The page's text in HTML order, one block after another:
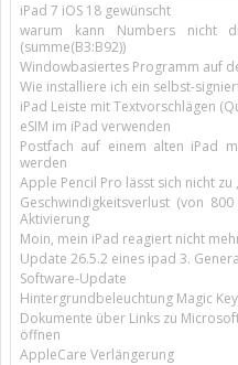
iPad 7 iOS 18 gewünscht
warum kann Numbers nicht
(summe(B3:B92))
Windowbasiertes Programm auf
Wie installiere ich ein selbst-
iPad Leiste mit Textvorschlägen
eSIM im iPad verwenden
Postfach auf einem alten iPad
werden
Apple Pencil Pro lässt sich nicht zu
Geschwindigkeitsverlust (von
Aktivierung
Moin, mein iPad reagiert nicht
Update 26.5.2 eines ipad 3.
Software-Update
Hintergrundbeleuchtung Magic
Dokumente über Links zu
öffnen
AppleCare Verlängerung